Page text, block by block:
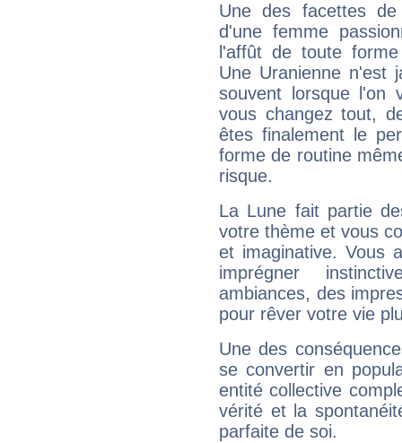
Une des facettes
d'une femme
l'affût de toute
Une Uranienne n'est
souvent lorsque l'on
vous changez tout,
êtes finalement le
forme de routine
risque.
La Lune fait partie
votre thème et vous
et imaginative. Vous
imprégner
ambiances, des
pour rêver votre vie
Une des
se convertir en
entité collective
vérité et la
parfaite de soi.